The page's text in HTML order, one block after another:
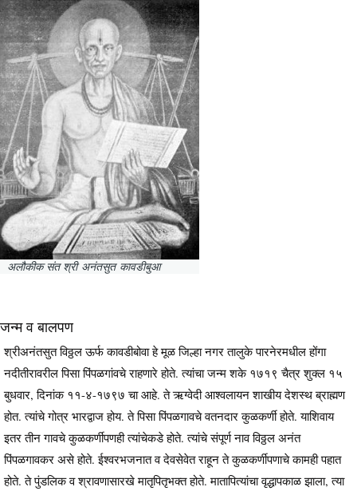
अलौकीक संत श्री अनंतसुत कावडीबुआ
जन्म व बालपण
श्रीअनंतसुत विठ्ठल ऊर्फ कावडीबोवा हे मूळ जिल्हा नगर तालुके पारनेरमधील होंगा
नदीतीरावरील पिसा पिंपळगांवचे राहणारे होते. त्यांचा जन्म शके १७१९ चैत्र शुक्ल १५
बुधवार, दिनांक ११-४-१७९७ चा आहे. ते ऋग्वेदी आश्वलायन शाखीय देशस्थ ब्राह्मण
होत. त्यांचे गोत्र भारद्वाज होय. ते पिसा पिंपळगावचे वतनदार कुळकर्णी होते. याशिवाय
इतर तीन गावचे कुळकर्णीपणही त्यांचेकडे होते. त्यांचे संपूर्ण नाव विठ्ठल अनंत
पिंपळगावकर असे होते. ईश्वरभजनात व देवसेवेत राहून ते कुळकर्णीपणाचे कामही पहात
होते. ते पुंडलिक व श्रावणासारखे मातृपितृभक्त होते. मातापित्यांचा वृद्धापकाळ झाला, त्या